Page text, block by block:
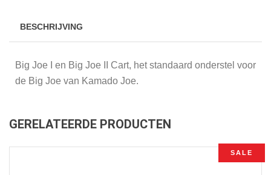
BESCHRIJVING
Big Joe I en Big Joe II Cart, het standaard onderstel voor
de Big Joe van Kamado Joe.
GERELATEERDE PRODUCTEN
SALE